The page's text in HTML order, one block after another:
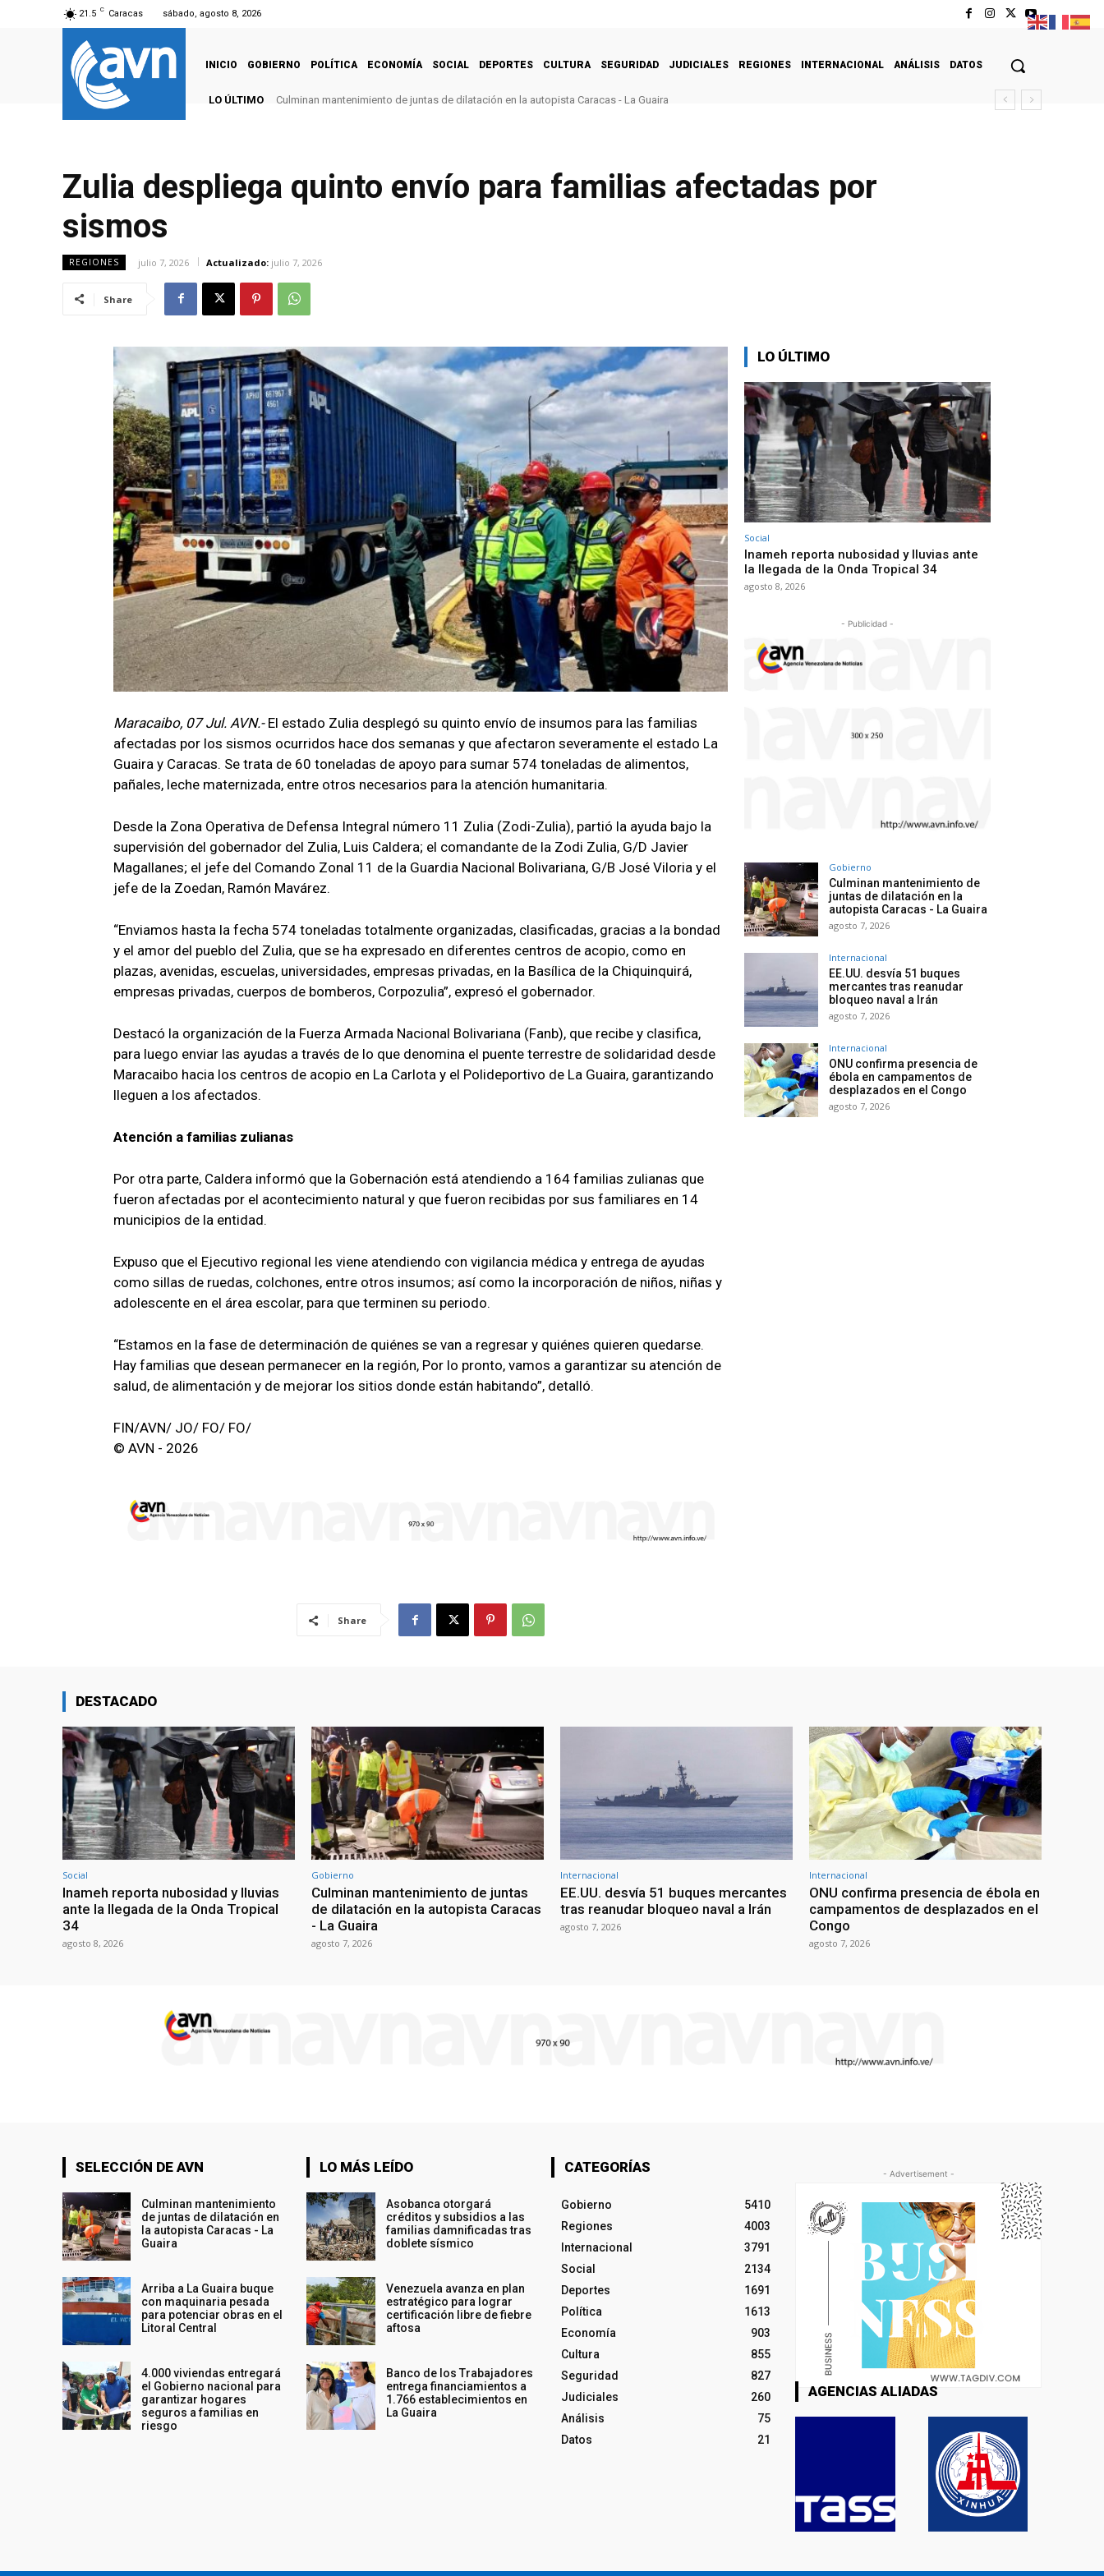
21.5 C Caracas sábado, agosto 8, 2026
INICIO GOBIERNO POLÍTICA ECONOMÍA SOCIAL DEPORTES CULTURA SEGURIDAD JUDICIALES REGIONES INTERNACIONAL ANÁLISIS DATOS
LO ÚLTIMO Culminan mantenimiento de juntas de dilatación en la autopista Caracas - La Guaira
Zulia despliega quinto envío para familias afectadas por
sismos
REGIONES julio 7, 2026 Actualizado: julio 7, 2026
Share
Maracaibo, 07 Jul. AVN.- El estado Zulia desplegó su quinto envío de insumos para las familias
afectadas por los sismos ocurridos hace dos semanas y que afectaron severamente el estado La
Guaira y Caracas. Se trata de 60 toneladas de apoyo para sumar 574 toneladas de alimentos,
pañales, leche maternizada, entre otros necesarios para la atención humanitaria.
Desde la Zona Operativa de Defensa Integral número 11 Zulia (Zodi-Zulia), partió la ayuda bajo la
supervisión del gobernador del Zulia, Luis Caldera; el comandante de la Zodi Zulia, G/D Javier
Magallanes; el jefe del Comando Zonal 11 de la Guardia Nacional Bolivariana, G/B José Viloria y el
jefe de la Zoedan, Ramón Mavárez.
“Enviamos hasta la fecha 574 toneladas totalmente organizadas, clasificadas, gracias a la bondad
y el amor del pueblo del Zulia, que se ha expresado en diferentes centros de acopio, como en
plazas, avenidas, escuelas, universidades, empresas privadas, en la Basílica de la Chiquinquirá,
empresas privadas, cuerpos de bomberos, Corpozulia”, expresó el gobernador.
Destacó la organización de la Fuerza Armada Nacional Bolivariana (Fanb), que recibe y clasifica,
para luego enviar las ayudas a través de lo que denomina el puente terrestre de solidaridad desde
Maracaibo hacia los centros de acopio en La Carlota y el Polideportivo de La Guaira, garantizando
lleguen a los afectados.
Atención a familias zulianas
Por otra parte, Caldera informó que la Gobernación está atendiendo a 164 familias zulianas que
fueron afectadas por el acontecimiento natural y que fueron recibidas por sus familiares en 14
municipios de la entidad.
Expuso que el Ejecutivo regional les viene atendiendo con vigilancia médica y entrega de ayudas
como sillas de ruedas, colchones, entre otros insumos; así como la incorporación de niños, niñas y
adolescente en el área escolar, para que terminen su periodo.
“Estamos en la fase de determinación de quiénes se van a regresar y quiénes quieren quedarse.
Hay familias que desean permanecer en la región, Por lo pronto, vamos a garantizar su atención de
salud, de alimentación y de mejorar los sitios donde están habitando”, detalló.
FIN/AVN/ JO/ FO/ FO/
© AVN - 2026
Share
LO ÚLTIMO
Social
Inameh reporta nubosidad y lluvias ante
la llegada de la Onda Tropical 34
agosto 8, 2026
- Publicidad -
Gobierno
Culminan mantenimiento de
juntas de dilatación en la
autopista Caracas - La Guaira
agosto 7, 2026
Internacional
EE.UU. desvía 51 buques
mercantes tras reanudar
bloqueo naval a Irán
agosto 7, 2026
Internacional
ONU confirma presencia de
ébola en campamentos de
desplazados en el Congo
agosto 7, 2026
DESTACADO
Social
Inameh reporta nubosidad y lluvias
ante la llegada de la Onda Tropical
34
agosto 8, 2026
Gobierno
Culminan mantenimiento de juntas
de dilatación en la autopista Caracas
- La Guaira
agosto 7, 2026
Internacional
EE.UU. desvía 51 buques mercantes
tras reanudar bloqueo naval a Irán
agosto 7, 2026
Internacional
ONU confirma presencia de ébola en
campamentos de desplazados en el
Congo
agosto 7, 2026
SELECCIÓN DE AVN
Culminan mantenimiento
de juntas de dilatación en
la autopista Caracas - La
Guaira
Arriba a La Guaira buque
con maquinaria pesada
para potenciar obras en el
Litoral Central
4.000 viviendas entregará
el Gobierno nacional para
garantizar hogares
seguros a familias en
riesgo
LO MÁS LEÍDO
Asobanca otorgará
créditos y subsidios a las
familias damnificadas tras
doblete sísmico
Venezuela avanza en plan
estratégico para lograr
certificación libre de fiebre
aftosa
Banco de los Trabajadores
entrega financiamientos a
1.766 establecimientos en
La Guaira
CATEGORÍAS
Gobierno
5410
Regiones
4003
Internacional
3791
Social
2134
Deportes
1691
Política
1613
Economía
903
Cultura
855
Seguridad
827
Judiciales
260
Análisis
75
Datos
21
- Advertisement -
AGENCIAS ALIADAS